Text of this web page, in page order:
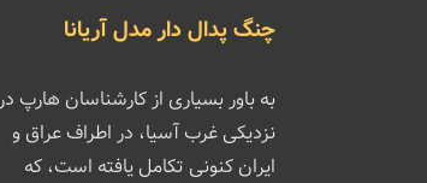
چنگ پدال دار مدل آریانا
به باور بسیاری از کارشناسان هارپ در
نزدیکی غرب آسیا، در اطراف عراق و
ایران کنونی تکامل یافته است، که